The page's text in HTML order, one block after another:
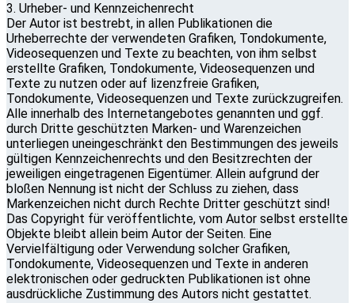
3. Urheber- und Kennzeichenrecht
Der Autor ist bestrebt, in allen Publikationen die
Urheberrechte der verwendeten Grafiken, Tondokumente,
Videosequenzen und Texte zu beachten, von ihm selbst
erstellte Grafiken, Tondokumente, Videosequenzen und
Texte zu nutzen oder auf lizenzfreie Grafiken,
Tondokumente, Videosequenzen und Texte zurückzugreifen.
Alle innerhalb des Internetangebotes genannten und ggf.
durch Dritte geschützten Marken- und Warenzeichen
unterliegen uneingeschränkt den Bestimmungen des jeweils
gültigen Kennzeichenrechts und den Besitzrechten der
jeweiligen eingetragenen Eigentümer. Allein aufgrund der
bloßen Nennung ist nicht der Schluss zu ziehen, dass
Markenzeichen nicht durch Rechte Dritter geschützt sind!
Das Copyright für veröffentlichte, vom Autor selbst erstellte
Objekte bleibt allein beim Autor der Seiten. Eine
Vervielfältigung oder Verwendung solcher Grafiken,
Tondokumente, Videosequenzen und Texte in anderen
elektronischen oder gedruckten Publikationen ist ohne
ausdrückliche Zustimmung des Autors nicht gestattet.